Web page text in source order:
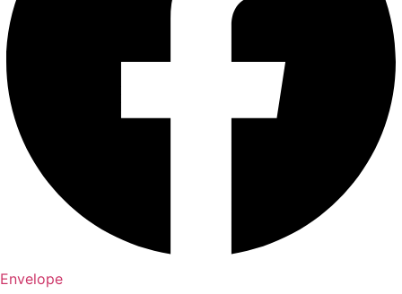
Envelope